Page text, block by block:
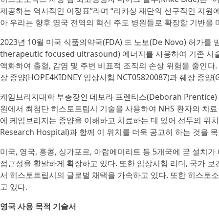
제공하는 역사적인 이정표”라며 “리카싱 재단의 선구적인 지
아 우리는 향후 영국 전역의 혁신 주도 병원들로 확장할 기반을
2023년 10월 미국 식품의약국(FDA) 드 노보(De Novo) 허가
therapeutic focused ultrasound) 에너지를 사용하여 기존 시
액화하여 출혈, 감염 및 주변 비표적 조직의 손상 위험을 줄인
장 종양(HOPE4KIDNEY 임상시험 NCT05820087)과 췌장 종
케임브리지대학 부총장인 데보라 프렌티스(Deborah
원에서 최첨단 히스토트립시 기술을 사용하여 NHS 환자의 치
에 케임브리지는 종양을 이해하고 치료하는 데 있어 선두의
Research Hospital)과 함께 이 위치를 더욱 공고히 하는 것을
미국, 영국, 홍콩, 싱가포르, 아랍에미리트 등 5개국에 곧 설치
접근성을 활발하게 확장하고 있다. 또한 임상시험 리더, 국가
서 히스토트립시의 글로벌 채택을 가속하고 있다. 또한 히스토
고 있다.
영국 사용 목적 기술서